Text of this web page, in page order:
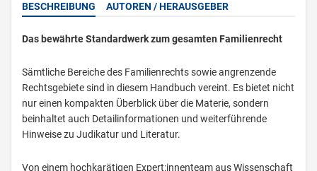
BESCHREIBUNG AUTOREN / HERAUSGEBER
Das bewährte Standardwerk zum gesamten Familienrecht
Sämtliche Bereiche des Familienrechts sowie angrenzende
Rechtsgebiete sind in diesem Handbuch vereint. Es bietet nicht
nur einen kompakten Überblick über die Materie, sondern
beinhaltet auch Detailinformationen und weiterführende
Hinweise zu Judikatur und Literatur.
Von einem hochkarätigen Expert:innenteam aus Wissenschaft